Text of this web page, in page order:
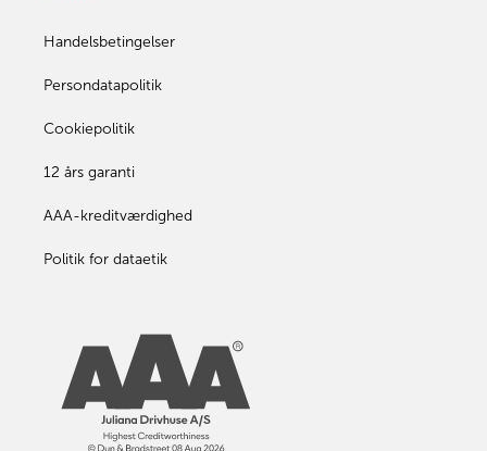
Handelsbetingelser
Persondatapolitik
Cookiepolitik
12 års garanti
AAA-kreditværdighed
Politik for dataetik